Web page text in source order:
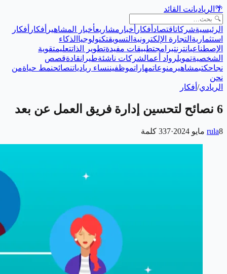
🌴 الرياديانت القائد
الرئيسيةشركاتاقتصاد أفكار أخبار مشاريعأخبار المشاهير أفكار أفكار
استثمارية التجارة الإلكترونية التسويقتكنولوجيا الذكاء
الإصطناعيانترنتبرامجتطبيقات مفيدةتطوير الذاتتعليمتقوية
الشخصيةتمويلرواد أعمالشركات ناشئةطيرانقادةقصص
نجاحكتبمشاهير منوعاتمهاراتموظفيننساء ريادياتنصائحنمط حياةمن
نحن
الريادي/ أفكار
6 نصائح لتحسين إدارة فريق العمل عن بعد
rula8 مايو 2024 ·
337 كلمة